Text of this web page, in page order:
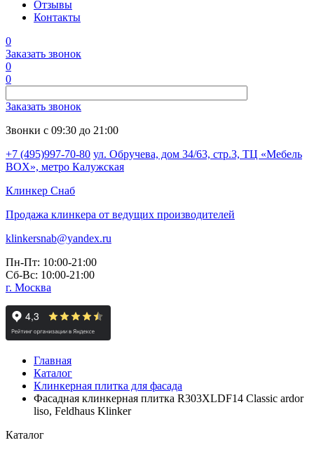
Отзывы
Контакты
0
Заказать звонок
0
0
Заказать звонок
Звонки с 09:30 до 21:00
+7 (495)997-70-80 ул. Обручева, дом 34/63, стр.3, ТЦ «Мебель
BOX», метро Калужская
Клинкер Снаб
Продажа клинкера от ведущих производителей
klinkersnab@yandex.ru
Пн-Пт: 10:00-21:00
Сб-Вс: 10:00-21:00
г. Москва
Главная
Каталог
Клинкерная плитка для фасада
Фасадная клинкерная плитка R303XLDF14 Classic ardor
liso, Feldhaus Klinker
Каталог